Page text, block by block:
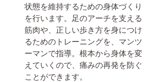
状態を維持するための身体づくり
を行います。足のアーチを支える
筋肉や、正しい歩き方を身につけ
るためのトレーニングを、マンツ
ーマンで指導。根本から身体を変
えていくので、痛みの再発を防ぐ
ことができます。